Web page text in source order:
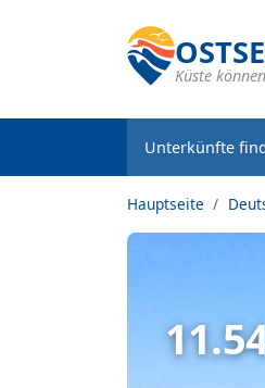
Küste
Unterkünfte
Hauptseite